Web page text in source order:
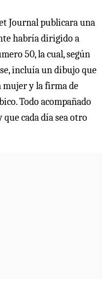
Journal publicara una
habría dirigido a
50, la cual, según
incluía un dibujo que
mujer y la firma de
Todo acompañado
que cada día sea otro